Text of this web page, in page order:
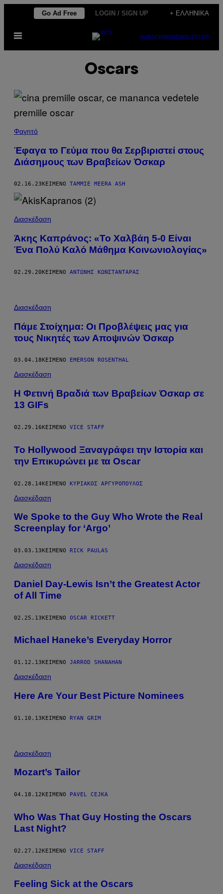
Μετάβαση
περιεχόμενο
Go Ad Free LOGIN / SIGN UP + ΕΛΛΗΝΙΚΆ
Ανοίξτε
μενού
SUBSCRIBENEWSLETTER
Oscars
Φαγητό
Έφαγα το Γεύμα που θα Σερβιριστεί στους
Διάσημους των Βραβείων Όσκαρ
02.16.23 ΚΕΊΜΕΝΟ TAMMIE MEERA ASH
Διασκέδαση
Άκης Καπράνος: «Το Χαλβάη 5-0 Είναι
Ένα Πολύ Καλό Μάθημα Κοινωνιολογίας»
02.29.20ΚΕΊΜΕΝΟ ΑΝΤΏΝΗΣ ΚΩΝΣΤΑΝΤΆΡΑΣ
Διασκέδαση
Πάμε Στοίχημα: Οι Προβλέψεις μας για
τους Νικητές των Αποψινών Όσκαρ
03.04.18 ΚΕΊΜΕΝΟ EMERSON ROSENTHAL
Διασκέδαση
Η Φετινή Βραδιά των Βραβείων Όσκαρ σε
13 GIFs
02.29.16ΚΕΊΜΕΝΟ VICE STAFF
To Hollywood Ξαναγράφει την Ιστορία και
την Επικυρώνει με τα Oscar
02.28.14ΚΕΊΜΕΝΟ ΚΥΡΙΆΚΟΣ ΑΡΓΥΡΌΠΟΥΛΟΣ
Διασκέδαση
We Spoke to the Guy Who Wrote the Real
Screenplay for ‘Argo’
03.03.13 ΚΕΊΜΕΝΟ RICK PAULAS
Διασκέδαση
Daniel Day-Lewis Isn’t the Greatest Actor
of All Time
02.25.13ΚΕΊΜΕΝΟ OSCAR RICKETT
Michael Haneke’s Everyday Horror
01.12.13 ΚΕΊΜΕΝΟ JARROD SHANAHAN
Διασκέδαση
Here Are Your Best Picture Nominees
01.10.13ΚΕΊΜΕΝΟ RYAN GRIM
Διασκέδαση
Mozart’s Tailor
04.18.12 ΚΕΊΜΕΝΟ PAVEL CEJKA
Who Was That Guy Hosting the Oscars
Last Night?
02.27.12ΚΕΊΜΕΝΟ VICE STAFF
Διασκέδαση
Feeling Sick at the Oscars